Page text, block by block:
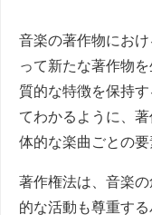
音楽の著作物にお
って新たな著作物
質的な特徴を保持
てわかるように、
体的な楽曲ごとの要
著作権法は、音楽
的な活動も尊重す